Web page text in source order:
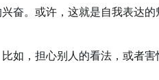
奋。或许，这就是自我表达
如，担心别人的看法，或者